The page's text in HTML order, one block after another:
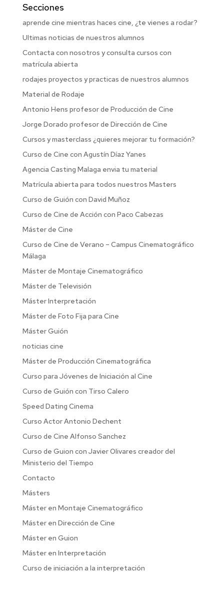
Secciones
aprende cine mientras haces cine, ¿te vienes a rodar?
Ultimas noticias de nuestros alumnos
Contacta con nosotros y consulta cursos con
matrícula abierta
rodajes proyectos y practicas de nuestros alumnos
Material de Rodaje
Antonio Hens profesor de Producción de Cine
Jorge Dorado profesor de Dirección de Cine
Cursos y masterclass ¿quieres mejorar tu formación?
Curso de Cine con Agustín Díaz Yanes
Agencia Casting Malaga envia tu material
Matrícula abierta para todos nuestros Masters
Curso de Guión con David Muñoz
Curso de Cine de Acción con Paco Cabezas
Máster de Cine
Curso de Cine de Verano – Campus Cinematográfico
Málaga
Máster de Montaje Cinematográfico
Máster de Televisión
Máster Interpretación
Máster de Foto Fija para Cine
Máster Guión
noticias cine
Máster de Producción Cinematográfica
Curso para Jóvenes de Iniciación al Cine
Curso de Guión con Tirso Calero
Speed Dating Cinema
Curso Actor Antonio Dechent
Curso de Cine Alfonso Sanchez
Curso de Guion con Javier Olivares creador del
Ministerio del Tiempo
Contacto
Másters
Máster en Montaje Cinematográfico
Máster en Dirección de Cine
Máster en Guion
Máster en Interpretación
Curso de iniciación a la interpretación